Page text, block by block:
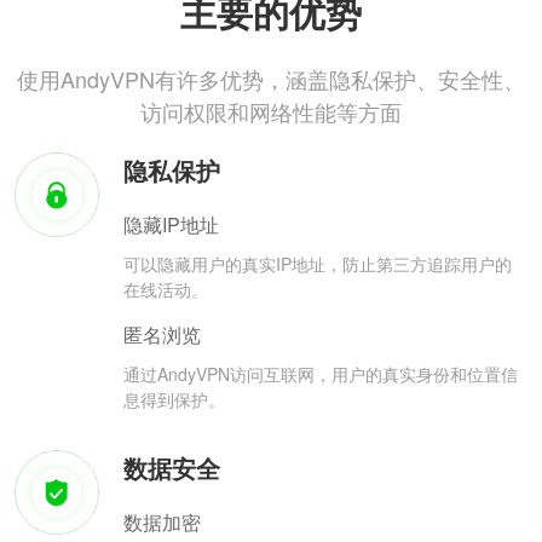
主要的优势
使用AndyVPN有许多优势，涵盖隐私保护、安全性、
访问权限和网络性能等方面
隐私保护
隐藏IP地址
可以隐藏用户的真实IP地址，防止第三方追踪用户的
在线活动。
匿名浏览
通过AndyVPN访问互联网，用户的真实身份和位置信
息得到保护。
数据安全
数据加密